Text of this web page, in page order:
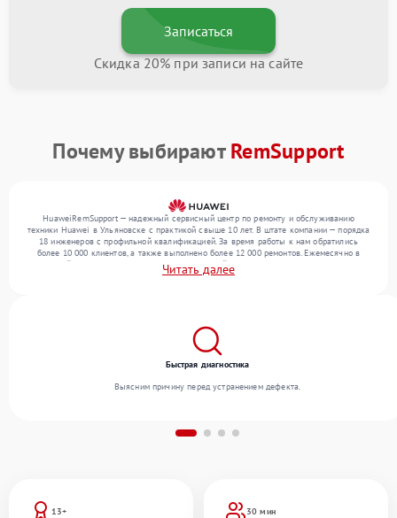
Записаться
Скидка 20% при записи на сайте
Почему выбираютRemSupport
HuaweiRemSupport — надежный сервисный центр по ремонту и обслуживанию
техники Huawei в Ульяновске с практикой свыше 10 лет. В штате компании — порядка
18 инженеров с профильной квалификацией. За время работы к нам обратились
более 10 000 клиентов, а также выполнено более 12 000 ремонтов. Ежемесячно в
сервисный центр поступает более 300 обращений, включая , , . Мы выполняем ремонт
различного уровня сложности и поддерживаем высокий стандарт качества благодаря
Читать далее
13+
30 мин
Быстрая диагностика
Выясним причину перед устранением дефекта.